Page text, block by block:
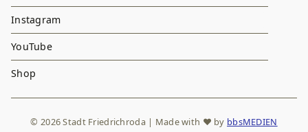
Instagram
YouTube
Shop
© 2026 Stadt Friedrichroda | Made with ♥ by bbsMEDIEN